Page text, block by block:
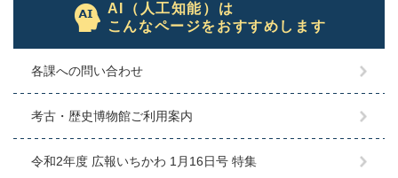
AI（人工知能）は
こんなページをおすすめします
各課への問い合わせ
考古・歴史博物館ご利用案内
令和2年度 広報いちかわ 1月16日号 特集